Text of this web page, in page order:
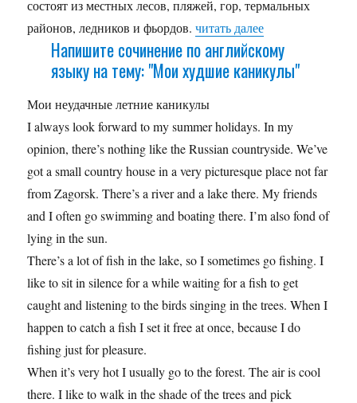
состоят из местных лесов, пляжей, гор, термальных
районов, ледников и фьордов.читать далее
Напишите сочинение по английскому
языку на тему: "Мои худшие каникулы"
Мои неудачные летние каникулы
I always look forward to my summer holidays. In my
opinion, there’s nothing like the Russian countryside. We’ve
got a small country house in a very picturesque place not far
from Zagorsk. There’s a river and a lake there. My friends
and I often go swimming and boating there. I’m also fond of
lying in the sun.
There’s a lot of fish in the lake, so I sometimes go fishing. I
like to sit in silence for a while waiting for a fish to get
caught and listening to the birds singing in the trees. When I
happen to catch a fish I set it free at once, because I do
fishing just for pleasure.
When it’s very hot I usually go to the forest. The air is cool
there. I like to walk in the shade of the trees and pick